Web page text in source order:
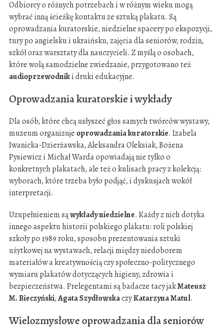
Odbiorcy o różnych potrzebach i w różnym wieku mogą
wybrać inną ścieżkę kontaktu ze sztuką plakatu. Są
oprowadzania kuratorskie, niedzielne spacery po ekspozycji,
tury po angielsku i ukraińsku, zajęcia dla seniorów, rodzin,
szkół oraz warsztaty dla nauczycieli. Z myślą o osobach,
które wolą samodzielne zwiedzanie, przygotowano też
audioprzewodniki druki edukacyjne.
Oprowadzania kuratorskie i wykłady
Dla osób, które chcą usłyszeć głos samych twórców wystawy,
muzeum organizuje oprowadzania kuratorskie. Izabela
Iwanicka-Dzierżawska, Aleksandra Oleksiak, Bożena
Pysiewicz i Michał Warda opowiadają nie tylko o
konkretnych plakatach, ale też o kulisach pracy z kolekcją:
wyborach, które trzeba było podjąć, i dyskusjach wokół
interpretacji.
Uzupełnieniem sąwykłady niedzielne. Każdy z nich dotyka
innego aspektu historii polskiego plakatu: roli polskiej
szkoły po 1989 roku, sposobu prezentowania sztuki
użytkowej na wystawach, relacji między niedoborem
materiałów a kreatywnością czy społeczno-politycznego
wymiaru plakatów dotyczących higieny, zdrowia i
bezpieczeństwa. Prelegentami są badacze tacy jakMateusz
M. Bieczyński,Agata SzydłowskaczyKatarzyna Matul.
Wielo­zmysłowe oprowadzania dla seniorów